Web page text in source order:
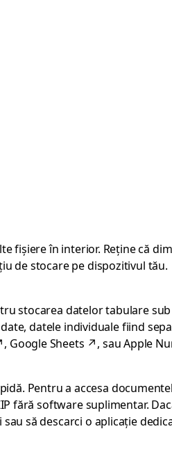
fișiere în interior. Reține că
de stocare pe dispozitivul tău.
stocarea datelor tabulare
datele individuale fiind
, Google Sheets ↗, sauApple
Pentru a accesa
fără software suplimentar.
să descarci o aplicație